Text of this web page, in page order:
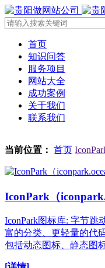
首页
知识问答
服务项目
网站大全
成功案例
关于我们
联系我们
当前位置： 首页
IconPark（
IconPark图标库: 字节
富的分类、更轻量的代
包括动态图标、静态图